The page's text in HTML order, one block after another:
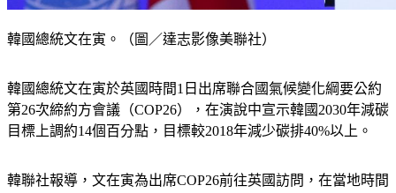
韓國總統文在寅於英國時間1日出席聯合國氣候變化綱要公約
第26次締約方會議（COP26），在演說中宣示韓國2030年減碳